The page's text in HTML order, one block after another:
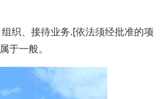
织、接待业务.[依法须经批准的项
于一般。